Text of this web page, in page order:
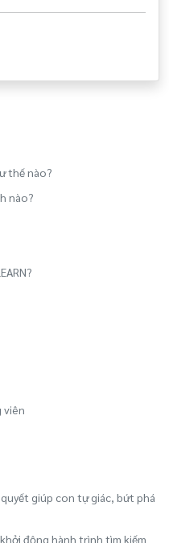
thế nào?
nào?
viên
giúp con tự giác, bứt phá
động hành trình tìm kiếm